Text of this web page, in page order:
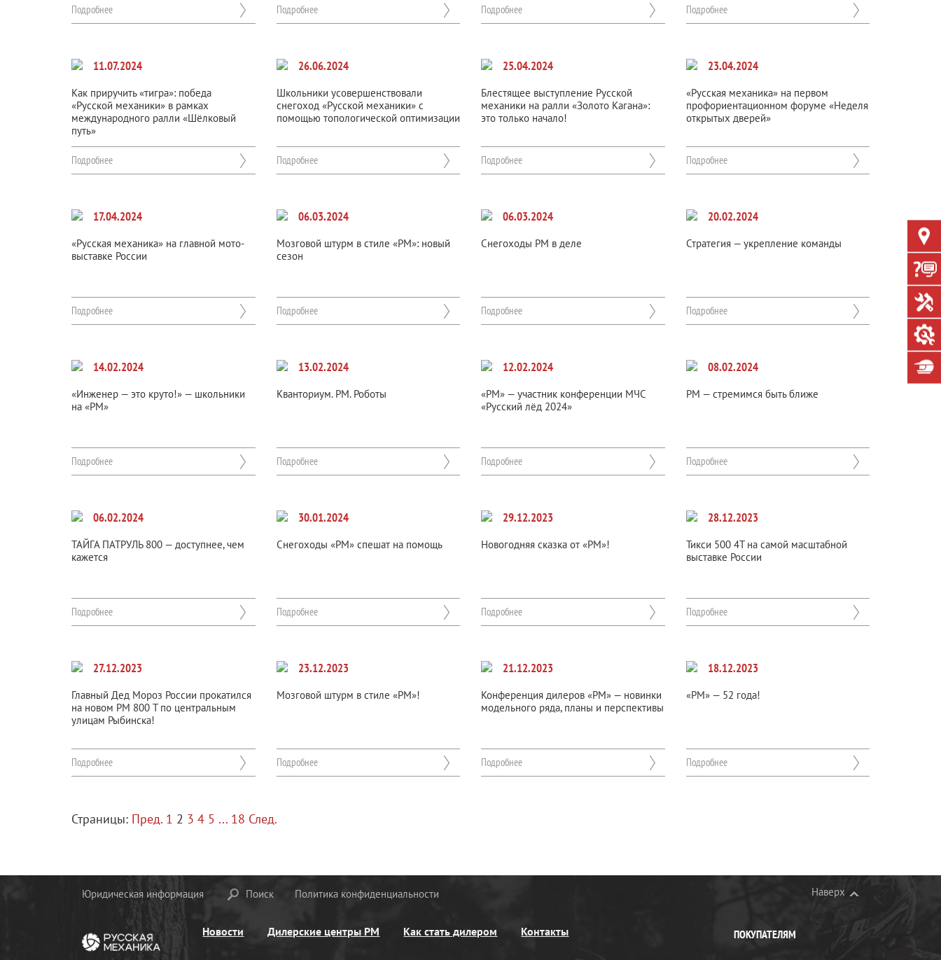
Подробнее Подробнее Подробнее Подробнее
11.07.2024
Как приручить «тигра»: победа
«Русской механики» в рамках
международного ралли «Шёлковый
путь»
Подробнее
26.06.2024
Школьники усовершенствовали
снегоход «Русской механики» с
помощью топологической оптимизации
Подробнее
25.04.2024
Блестящее выступление Русской
механики на ралли «Золото Кагана»:
это только начало!
Подробнее
23.04.2024
«Русская механика» на первом
профориентационном форуме «Неделя
открытых дверей»
Подробнее
17.04.2024
«Русская механика» на главной мото-
выставке России
Подробнее
06.03.2024
Мозговой штурм в стиле «РМ»: новый
сезон
Подробнее
06.03.2024
Снегоходы РМ в деле
Подробнее
20.02.2024
Стратегия — укрепление команды
Подробнее
14.02.2024
«Инженер — это круто!» — школьники
на «РМ»
Подробнее
13.02.2024
Кванториум. РМ. Роботы
Подробнее
12.02.2024
«РМ» — участник конференции МЧС
«Русский лёд 2024»
Подробнее
08.02.2024
РМ — стремимся быть ближе
Подробнее
06.02.2024
ТАЙГА ПАТРУЛЬ 800 — доступнее, чем
кажется
Подробнее
30.01.2024
Снегоходы «РМ» спешат на помощь
Подробнее
29.12.2023
Новогодняя сказка от «РМ»!
Подробнее
28.12.2023
Тикси 500 4Т на самой масштабной
выставке России
Подробнее
27.12.2023
Главный Дед Мороз России прокатился
на новом РМ 800 Т по центральным
улицам Рыбинска!
Подробнее
23.12.2023
Мозговой штурм в стиле «РМ»!
Подробнее
21.12.2023
Конференция дилеров «РМ» — новинки
модельного ряда, планы и перспективы
Подробнее
18.12.2023
«РМ» — 52 года!
Подробнее
Страницы: Пред. 1 2 3 4 5 ... 18 След.
Юридическая информация Поиск Политика конфиденциальности Наверх
Новости Дилерские центры РМ Как стать дилером Контакты ПОКУПАТЕЛЯМ